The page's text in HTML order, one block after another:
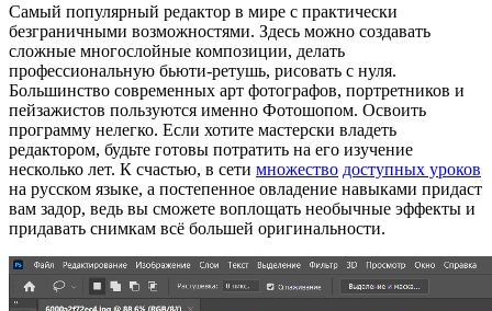
Самый популярный редактор в мире с практически
безграничными возможностями. Здесь можно создавать
сложные многослойные композиции, делать
профессиональную бьюти-ретушь, рисовать с нуля.
Большинство современных арт фотографов, портретников и
пейзажистов пользуются именно Фотошопом. Освоить
программу нелегко. Если хотите мастерски владеть
редактором, будьте готовы потратить на его изучение
несколько лет. К счастью, в сети множество доступных уроков
на русском языке, а постепенное овладение навыками придаст
вам задор, ведь вы сможете воплощать необычные эффекты и
придавать снимкам всё большей оригинальности.